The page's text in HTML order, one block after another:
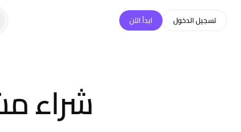
تسجيل الدخول ابدأ الآن
شراء